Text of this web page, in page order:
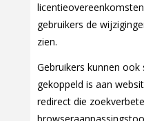
gebruikers de
zien.
Gebruikers kunnen
gekoppeld is aan
redirect die